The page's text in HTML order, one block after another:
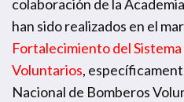
colaboración de la
han sido realizados en el
Fortalecimiento del
Voluntarios,
Nacional de Bomberos